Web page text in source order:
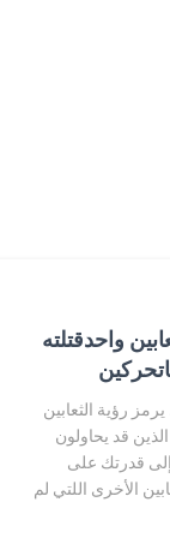
واحدقتلته
رؤية الثعابين
قد يحاولون
إلى قدرتك على
الأخرى اللتي لم